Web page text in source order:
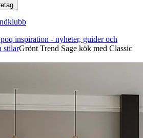
inspiration - nyheter, guider och
stilarGrönt Trend Sage kök med Classic